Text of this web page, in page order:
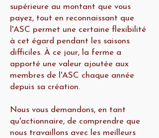
supérieure au montant que vous
payez, tout en reconnaissant que
l'ASC permet une certaine flexibilité
à cet égard pendant les saisons
difficiles. À ce jour, la ferme a
apporté une valeur ajoutée aux
membres de l'ASC chaque année
depuis sa création.
Nous vous demandons, en tant
qu'actionnaire, de comprendre que
nous travaillons avec les meilleurs